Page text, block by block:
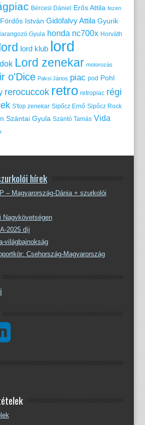
Bércesi Dániel Erős Attila fezen
Fördős István Gidófalvy Attila Gyurik
Gyula honda nc700x Horváth
lord klub lord
Lord zenekar motorozás
o'Dice Paksi János piac pod Pohl
rerocuccok retro retropiac régi
S'top zenekar Sipőcz Ernő Sipőcz Rock
Szántai Gyula Szántó Tamás Vida
hírek
– Magyarország-Dánia + szurkolói
Nagykövetségen
2025 díj
világbajnokság
Csehország-Magyarország